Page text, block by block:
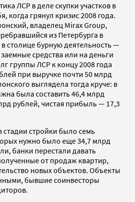
ЛСР в деле скупки участков в
когда грянул кризис 2008 года.
владелец Mirax Group,
из Петербурга в
в столице бурную деятельность —
средства или на деньги
группы ЛСР к концу 2008 года
при выручке почти 50 млрд
выглядела тогда круче: в
была составить 46,4 млрд
рублей, чистая прибыль — 17,3
стадии стройки было семь
нужно было еще 34,7 млрд
банки перестали давать
от продаж квартир,
новых объектов. Объекты
бывшие соинвесторы